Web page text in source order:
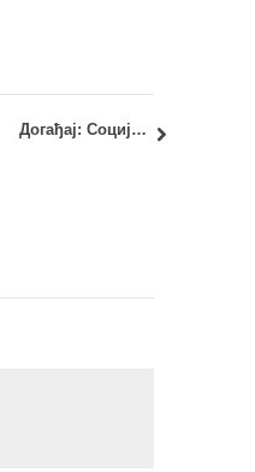
Догађај: Социјалистичка архитектура и брутализам на филму – 12.04.2019.